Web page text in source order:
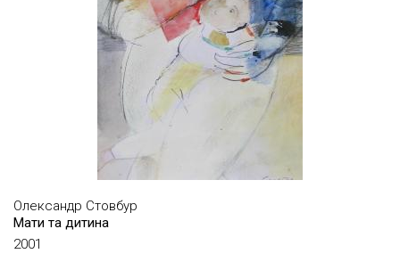
БОГОЛЮБОВ СЕРГІЙ
БОЖІЙ МИХАЙЛО
БОКАТОВ ОЛЕКСІЙ
БРЮЗГІНА ОЛЬГА
БУРЛЮК ДАВИД
ВАРЄШКІН ІГОР
ВЕЛИЧЕВ ЄВГЕНІЙ
Олександр Стовбур
Мати та дитина
2001